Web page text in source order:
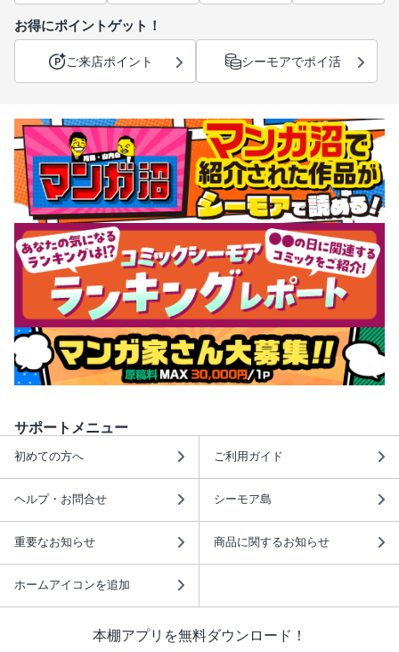
お得にポイントゲット！
ご来店ポイント シーモアでポイ活
サポートメニュー
初めての方へ ご利用ガイド
ヘルプ・お問合せ シーモア島
重要なお知らせ 商品に関するお知らせ
ホームアイコンを追加
本棚アプリを無料ダウンロード！